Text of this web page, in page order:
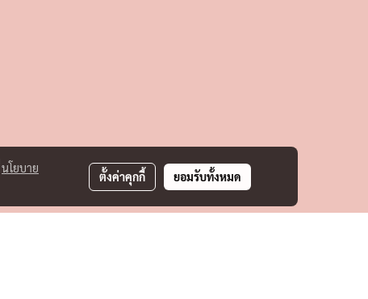
นโยบาย
ตั้งค่าคุกกี้ ยอมรับทั้งหมด